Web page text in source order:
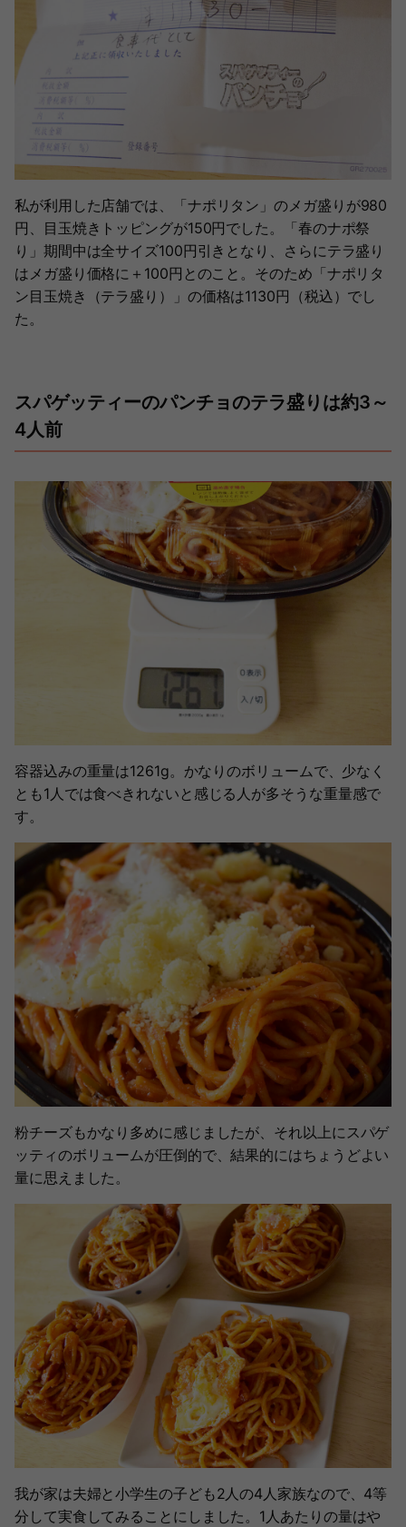
私が利用した店舗では、「ナポリタン」のメガ盛りが980
円、目玉焼きトッピングが150円でした。「春のナポ祭
り」期間中は全サイズ100円引きとなり、さらにテラ盛り
はメガ盛り価格に＋100円とのこと。そのため「ナポリタ
ン目玉焼き（テラ盛り）」の価格は1130円（税込）でし
た。
スパゲッティーのパンチョのテラ盛りは約3～
4人前
容器込みの重量は1261g。かなりのボリュームで、少なく
とも1人では食べきれないと感じる人が多そうな重量感で
す。
粉チーズもかなり多めに感じましたが、それ以上にスパゲ
ッティのボリュームが圧倒的で、結果的にはちょうどよい
量に思えました。
我が家は夫婦と小学生の子ども2人の4人家族なので、4等
分して実食してみることにしました。1人あたりの量はや